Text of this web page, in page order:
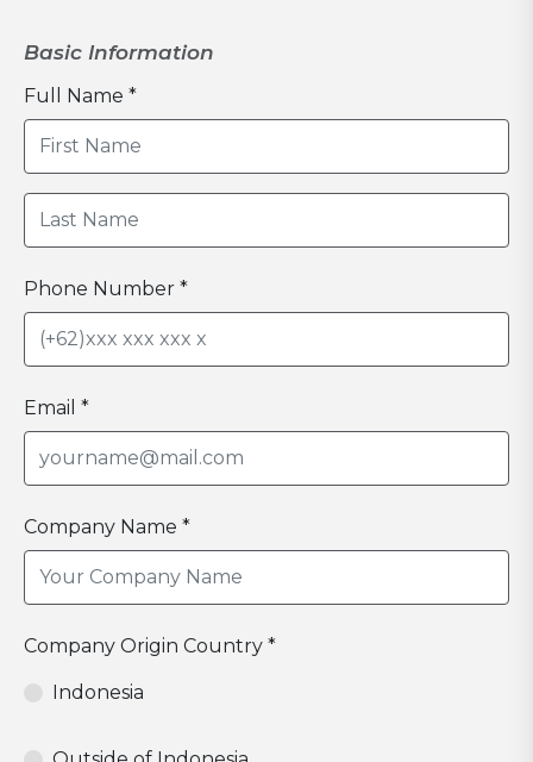
Basic Information
Full Name *
Phone Number *
Email *
Company Name *
Company Origin Country *
Indonesia